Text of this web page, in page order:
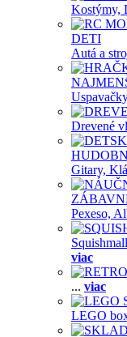
Kostýmy,
DETI
Autá a
Drevené
Gitary,
Pexeso,
viac
... viac
LEGO